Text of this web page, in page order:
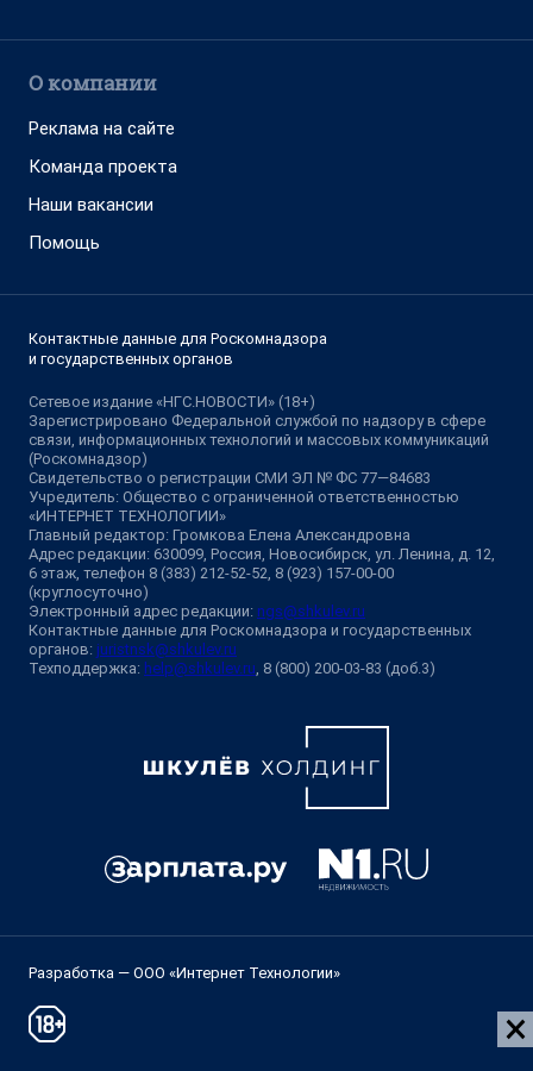
О компании
Реклама на сайте
Команда проекта
Наши вакансии
Помощь
Контактные данные для Роскомнадзора
и государственных органов
Сетевое издание «НГС.НОВОСТИ» (18+)
Зарегистрировано Федеральной службой по надзору в сфере
связи, информационных технологий и массовых коммуникаций
(Роскомнадзор)
Свидетельство о регистрации СМИ ЭЛ № ФС 77—84683
Учредитель: Общество с ограниченной ответственностью
«ИНТЕРНЕТ ТЕХНОЛОГИИ»
Главный редактор: Громкова Елена Александровна
Адрес редакции: 630099, Россия, Новосибирск, ул. Ленина, д. 12,
6 этаж, телефон 8 (383) 212-52-52, 8 (923) 157-00-00
(круглосуточно)
Электронный адрес редакции: ngs@shkulev.ru
Контактные данные для Роскомнадзора и государственных
органов: juristnsk@shkulev.ru
Техподдержка: help@shkulev.ru , 8 (800) 200-03-83 (доб.3)
Разработка — ООО «Интернет Технологии»